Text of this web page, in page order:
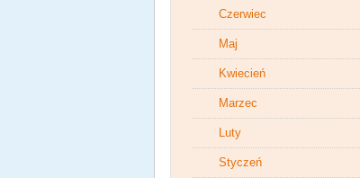
Czerwiec
Maj
Kwiecień
Marzec
Luty
Styczeń